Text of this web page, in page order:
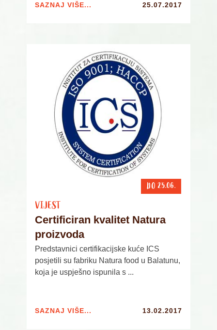
SAZNAJ VIŠE... 25.07.2017
DO 25.06.
VIJEST
Certificiran kvalitet Natura
proizvoda
Predstavnici certifikacijske kuće ICS
posjetili su fabriku Natura food u Balatunu,
koja je uspješno ispunila s ...
SAZNAJ VIŠE... 13.02.2017